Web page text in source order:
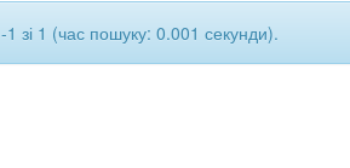
1 зі 1 (час пошуку: 0.001 секунди).